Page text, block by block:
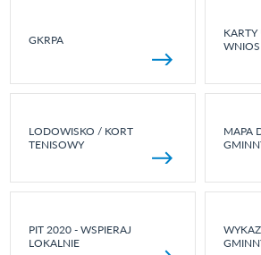
GKRPA
LODOWISKO / KORT
TENISOWY
MAPA
PIT 2020 - WSPIERAJ
LOKALNIE